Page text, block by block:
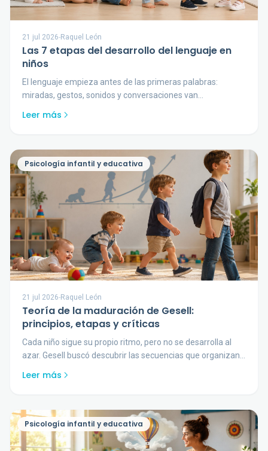
21 jul 2026-Raquel León
Las 7 etapas del desarrollo del lenguaje en
niños
El lenguaje empieza antes de las primeras palabras:
miradas, gestos, sonidos y conversaciones van
construyendo una capacidad que continúa creciendo
Leer más
Psicología infantil y educativa
21 jul 2026-Raquel León
Teoría de la maduración de Gesell:
principios, etapas y críticas
Cada niño sigue su propio ritmo, pero no se desarrolla al
azar. Gesell buscó descubrir las secuencias que organizan
Leer más
Psicología infantil y educativa